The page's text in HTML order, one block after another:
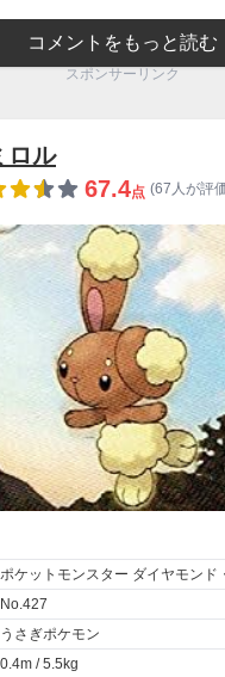
コメントをもっと読む
スポンサーリンク
ロル
67.4点 (67人が評
ポケットモンスター ダイヤモンド
No.427
うさぎポケモン
0.4m / 5.5kg